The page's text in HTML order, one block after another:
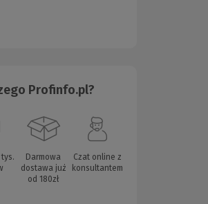
Profinfo.pl?
tys.
Darmowa
dostawa już
od 180zł
Czat online z
konsultantem